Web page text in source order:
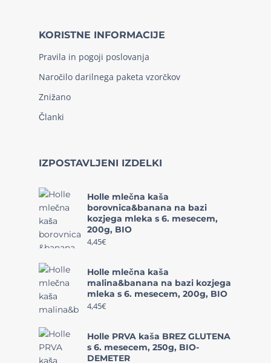
KORISTNE INFORMACIJE
Pravila in pogoji poslovanja
Naročilo darilnega paketa vzorčkov
Znižano
Članki
IZPOSTAVLJENI IZDELKI
Holle mlečna kaša
borovnica&banana na bazi
kozjega mleka s 6. mesecem,
200g, BIO
4,45€
Holle mlečna kaša
malina&banana na bazi kozjega
mleka s 6. mesecem, 200g, BIO
4,45€
Holle PRVA kaša BREZ GLUTENA
s 6. mesecem, 250g, BIO-
DEMETER